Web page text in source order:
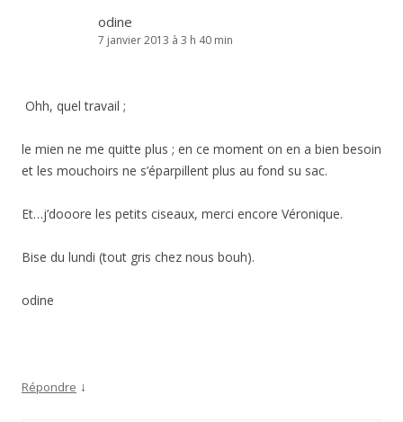
odine
7 janvier 2013 à 3 h 40 min
Ohh, quel travail ;
le mien ne me quitte plus ; en ce moment on en a bien besoin
et les mouchoirs ne s’éparpillent plus au fond su sac.
Et…j’dooore les petits ciseaux, merci encore Véronique.
Bise du lundi (tout gris chez nous bouh).
odine
Répondre ↓